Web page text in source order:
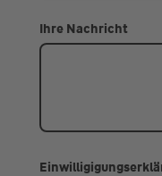
Ihre Nachricht